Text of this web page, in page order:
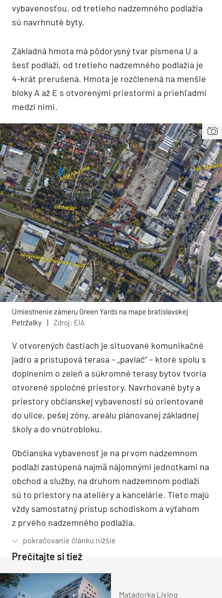
vybavenosťou, od tretieho nadzemného podlažia
sú navrhnuté byty.
Základná hmota má pôdorysný tvar písmena U a
šesť podlaží, od tretieho nadzemného podlažia je
4-krát prerušená. Hmota je rozčlenená na menšie
bloky A až E s otvorenými priestormi a priehľadmi
medzi nimi.
Umiestnenie zámeru Green Yards na mape bratislavskej
Petržalky
| Zdroj: EIA
V otvorených častiach je situované komunikačné
jadro a prístupová terasa – „pavlač“ – ktoré spolu s
doplnením o zeleň a súkromné terasy bytov tvoria
otvorené spoločné priestory. Navrhované byty a
priestory občianskej vybavenosti sú orientované
do ulice, pešej zóny, areálu plánovanej základnej
školy a do vnútrobloku.
Občianska vybavenosť je na prvom nadzemnom
podlaží zastúpená najmä nájomnými jednotkami na
obchod a služby, na druhom nadzemnom podlaží
sú to priestory na ateliéry a kancelárie. Tieto majú
vždy samostatný prístup schodiskom a výťahom
z prvého nadzemného podlažia.
Prečítajte si tiež
Matadorka Living